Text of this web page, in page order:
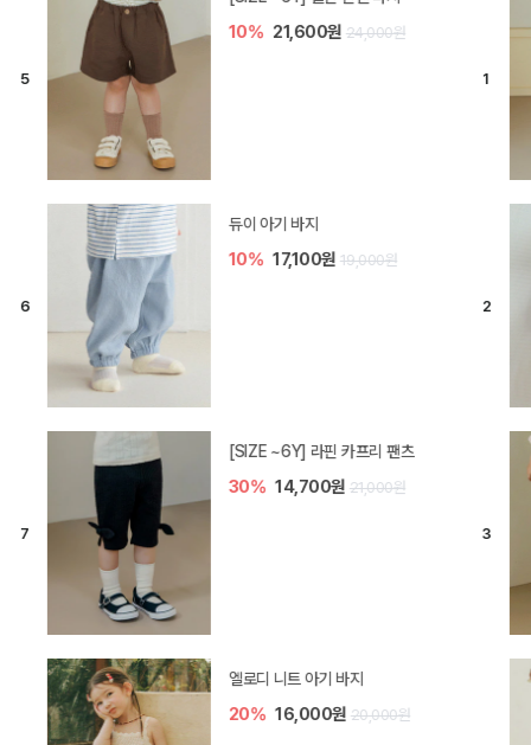
10% 21,600원 24,000원
듀이 아기 바지
10% 17,100원 19,000원
[SIZE ~6Y] 라핀 카프리 팬츠
30% 14,700원 21,000원
엘로디 니트 아기 바지
20% 16,000원 20,000원